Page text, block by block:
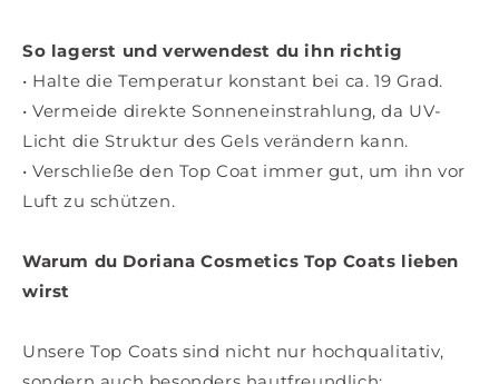
Noch
So lagerst und verwendest du ihn richtig
• Halte die Temperatur konstant bei ca. 19 Grad.
• Vermeide direkte Sonneneinstrahlung, da UV-
Licht die Struktur des Gels verändern kann.
• Verschließe den Top Coat immer gut, um ihn vor
Luft zu schützen.
Warum du Doriana Cosmetics Top Coats lieben
wirst
Unsere Top Coats sind nicht nur hochqualitativ,